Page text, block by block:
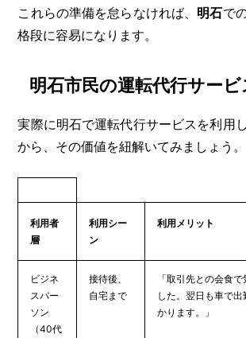
これらの準備を怠らなければ、 明石で
格段に容易になります。
明石市民の運転代行サービ
実際に明石で運転代行サービスを利用
から、その価値を紐解いてみましょう。
利用者
層
利用シー
ン
利用メリット
ビジネ
スパー
ソン
（40代
接待後、
自宅まで
「取引先との会食
した。翌日も車で
かります。」